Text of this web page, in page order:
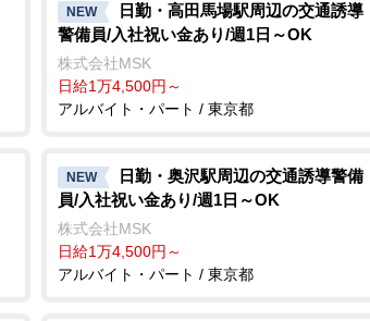
NEW
日勤・高田馬場駅周辺の交通誘導
警備員/入社祝い金あり/週1日～OK
株式会社MSK
日給1万4,500円～
アルバイト・パート / 東京都
NEW
日勤・奥沢駅周辺の交通誘導警備
員/入社祝い金あり/週1日～OK
株式会社MSK
日給1万4,500円～
アルバイト・パート / 東京都